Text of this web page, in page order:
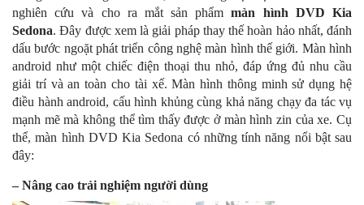
nghiên cứu và cho ra mắt sản phẩmmàn hình DVD Kia
Sedona. Đây được xem là giải pháp thay thế hoàn hảo nhất, đánh
dấu bước ngoặt phát triển công nghệ màn hình thế giới. Màn hình
android như một chiếc điện thoại thu nhỏ, đáp ứng đủ nhu cầu
giải trí và an toàn cho tài xế. Màn hình thông minh sử dụng hệ
điều hành android, cấu hình khủng cùng khả năng chạy đa tác vụ
mạnh mẽ mà không thể tìm thấy được ở màn hình zin của xe. Cụ
thể, màn hình DVD Kia Sedona có những tính năng nổi bật sau
đây:
– Nâng cao trải nghiệm người dùng